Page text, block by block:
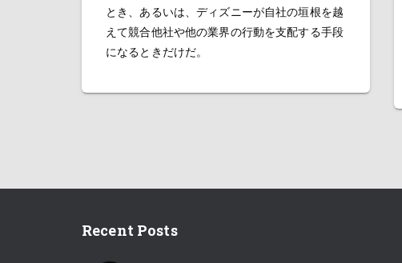
とき、あるいは、ディズニーが自社の垣根を越
えて競合他社や他の業界の行動を支配する手段
になるときだけだ。
Recent Posts